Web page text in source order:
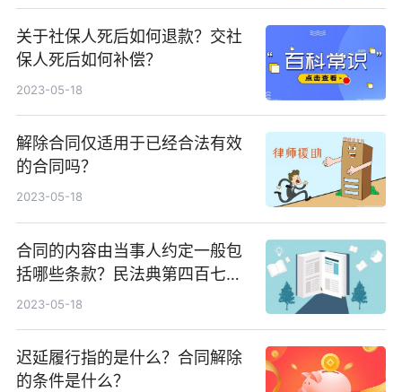
关于社保人死后如何退款？交社
保人死后如何补偿？
2023-05-18
解除合同仅适用于已经合法有效
的合同吗？
2023-05-18
合同的内容由当事人约定一般包
括哪些条款？民法典第四百七十
条规定内容
2023-05-18
迟延履行指的是什么？合同解除
的条件是什么？